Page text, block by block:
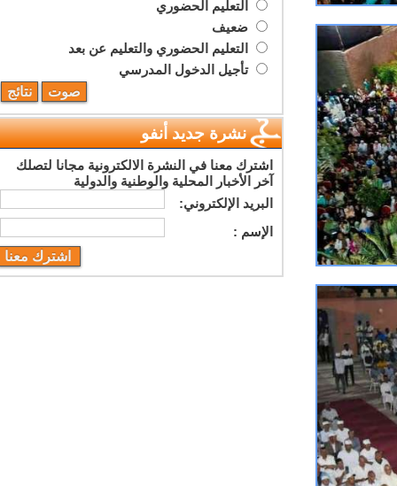
التعليم الحضوري
ضعيف
التعليم الحضوري والتعليم عن بعد
تأجيل الدخول المدرسي
نشرة جديد أنفو
اشترك معنا في النشرة الالكترونية مجانا لتصلك
آخر الأخبار المحلية والوطنية والدولية
البريد اﻹلكتروني:
اﻹسم :